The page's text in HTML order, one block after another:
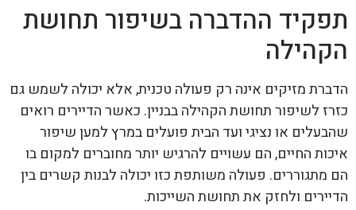
תפקיד ההדברה בשיפור תחושת
הקהילה
הדברת מזיקים אינה רק פעולה טכנית, אלא יכולה לשמש גם
כזרז לשיפור תחושת הקהילה בבניין. כאשר הדיירים רואים
שהבעלים או נציגי ועד הבית פועלים במרץ למען שיפור
איכות החיים, הם עשויים להרגיש יותר מחוברים למקום בו
הם מתגוררים. פעולה משותפת כזו יכולה לבנות קשרים בין
הדיירים ולחזק את תחושת השייכות.